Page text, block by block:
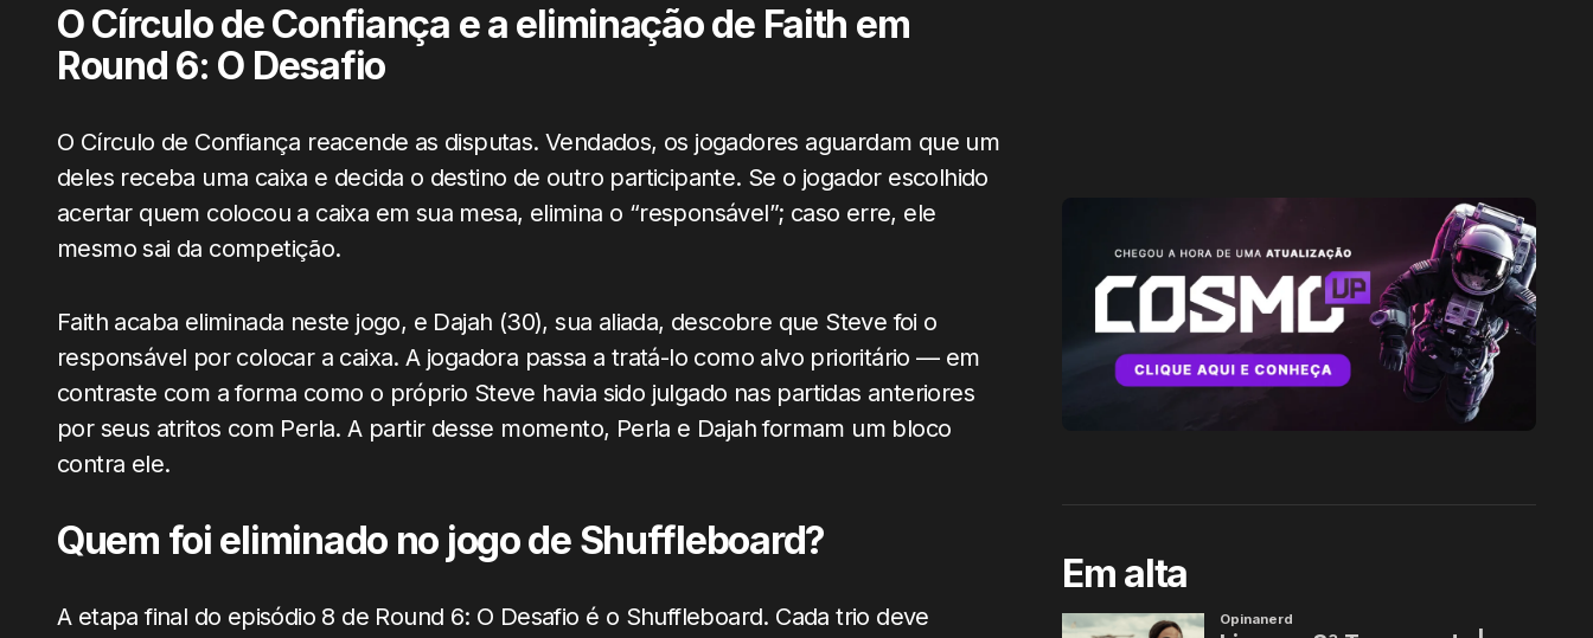
O Círculo de Confiança e a eliminação de Faith em
Round 6: O Desafio
O Círculo de Confiança reacende as disputas. Vendados, os jogadores aguardam que um
deles receba uma caixa e decida o destino de outro participante. Se o jogador escolhido
acertar quem colocou a caixa em sua mesa, elimina o “responsável”; caso erre, ele
mesmo sai da competição.
Faith acaba eliminada neste jogo, e Dajah (30), sua aliada, descobre que Steve foi o
responsável por colocar a caixa. A jogadora passa a tratá-lo como alvo prioritário — em
contraste com a forma como o próprio Steve havia sido julgado nas partidas anteriores
por seus atritos com Perla. A partir desse momento, Perla e Dajah formam um bloco
contra ele.
Quem foi eliminado no jogo de Shuffleboard?
A etapa final do episódio 8 de Round 6: O Desafio é o Shuffleboard. Cada trio deve
Em alta